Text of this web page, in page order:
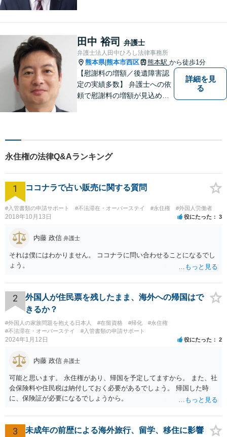
をご提案できるよう心がけて
います。 1人で悩まず、お気
軽にご相談ください。
田中 裕司 弁護士
弁護士法人田中ひろし法律事務所
熊本県|熊本市西区 熊本駅 から徒歩1分
【慰謝料の増額／後遺障害認
定の実績多数】 弁護士への依
頼で慰謝料の増額が見込めま
ノウハウ多数】相続手続きか
ら遺言書までトータルサポー
ト【JR熊本駅から徒歩1分】
詳細を見
る
永住権の法律Q&Aランキング
1 ココナラで占い販売に関する質問
#入管書類の申請サポート #不法滞在・オーバーステイ #永住権 #外国人労働者
2018年10月13日 役にたった 3
内藤 政信 弁護士
それは僕にはわかりません。 ココナラに問い合わせることになるでし
ょう。
2
外国人が住民票を残したまま、海外への帰国はで
きるか？
#外国人の家族問題を抱える日本人 #在留資格 #帰化
#永住権
#不法滞在・オーバーステイ
#入管書類の申請サポート
2024年1月12日 役にたった 2
内藤 政信 弁護士
可能と思います。 永住権があり、帰国を予定してますから。 また、社
会保険料や住民税は納付しておく必要があるでしょう。 帰国した時
に、保険証が必要になるでしょうから。
3
未成年の前歴による海外旅行、留学、移住に影響